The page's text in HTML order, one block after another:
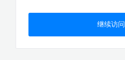
继续访问